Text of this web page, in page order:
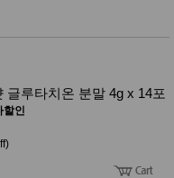
글루타치온 분말 4g x 14포
할인